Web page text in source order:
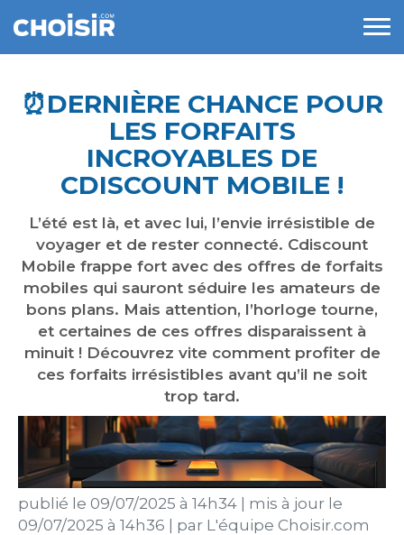
​⏰​DERNIÈRE CHANCE POUR
LES FORFAITS
INCROYABLES DE
CDISCOUNT MOBILE !
L’été est là, et avec lui, l’envie irrésistible de
voyager et de rester connecté. Cdiscount
Mobile frappe fort avec des offres de forfaits
mobiles qui sauront séduire les amateurs de
bons plans. Mais attention, l’horloge tourne,
et certaines de ces offres disparaissent à
minuit ! Découvrez vite comment profiter de
ces forfaits irrésistibles avant qu’il ne soit
trop tard.
publié le 09/07/2025 à 14h34
mis à jour le
09/07/2025 à 14h36
par L'équipe Choisir.com